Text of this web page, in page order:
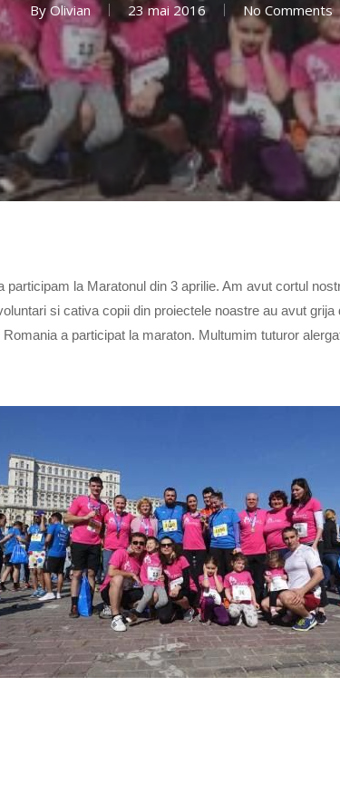
By Olivian 23 mai 2016 No Comments
participam la Maratonul din 3 aprilie. Am avut cortul
si cativa copii din proiectele noastre au avut
a participat la maraton. Multumim tuturor